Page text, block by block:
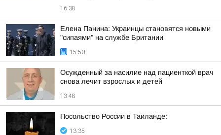
16:38
Елена Панина: Украинцы становятся новыми
"сипаями" на службе Британии
15:50
Осужденный за насилие над пациенткой врач
снова лечит взрослых и детей
13:48
Посольство России в Таиланде:
13:35